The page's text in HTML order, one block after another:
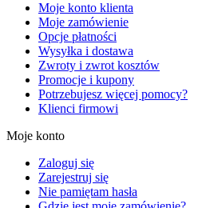
Moje konto klienta
Moje zamówienie
Opcje płatności
Wysyłka i dostawa
Zwroty i zwrot kosztów
Promocje i kupony
Potrzebujesz więcej pomocy?
Klienci firmowi
Moje konto
Zaloguj się
Zarejestruj się
Nie pamiętam hasła